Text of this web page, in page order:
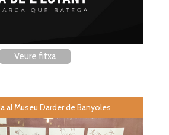
Veure fitxa
al Museu Darder de Banyoles